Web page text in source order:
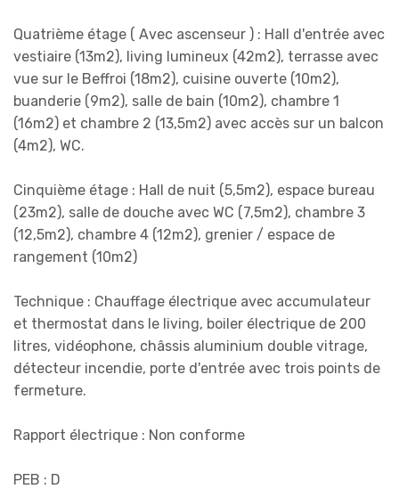
Quatrième étage ( Avec ascenseur ) : Hall d'entrée avec
vestiaire (13m2), living lumineux (42m2), terrasse avec
vue sur le Beffroi (18m2), cuisine ouverte (10m2),
buanderie (9m2), salle de bain (10m2), chambre 1
(16m2) et chambre 2 (13,5m2) avec accès sur un balcon
(4m2), WC.
Cinquième étage : Hall de nuit (5,5m2), espace bureau
(23m2), salle de douche avec WC (7,5m2), chambre 3
(12,5m2), chambre 4 (12m2), grenier / espace de
rangement (10m2)
Technique : Chauffage électrique avec accumulateur
et thermostat dans le living, boiler électrique de 200
litres, vidéophone, châssis aluminium double vitrage,
détecteur incendie, porte d'entrée avec trois points de
fermeture.
Rapport électrique : Non conforme
PEB : D